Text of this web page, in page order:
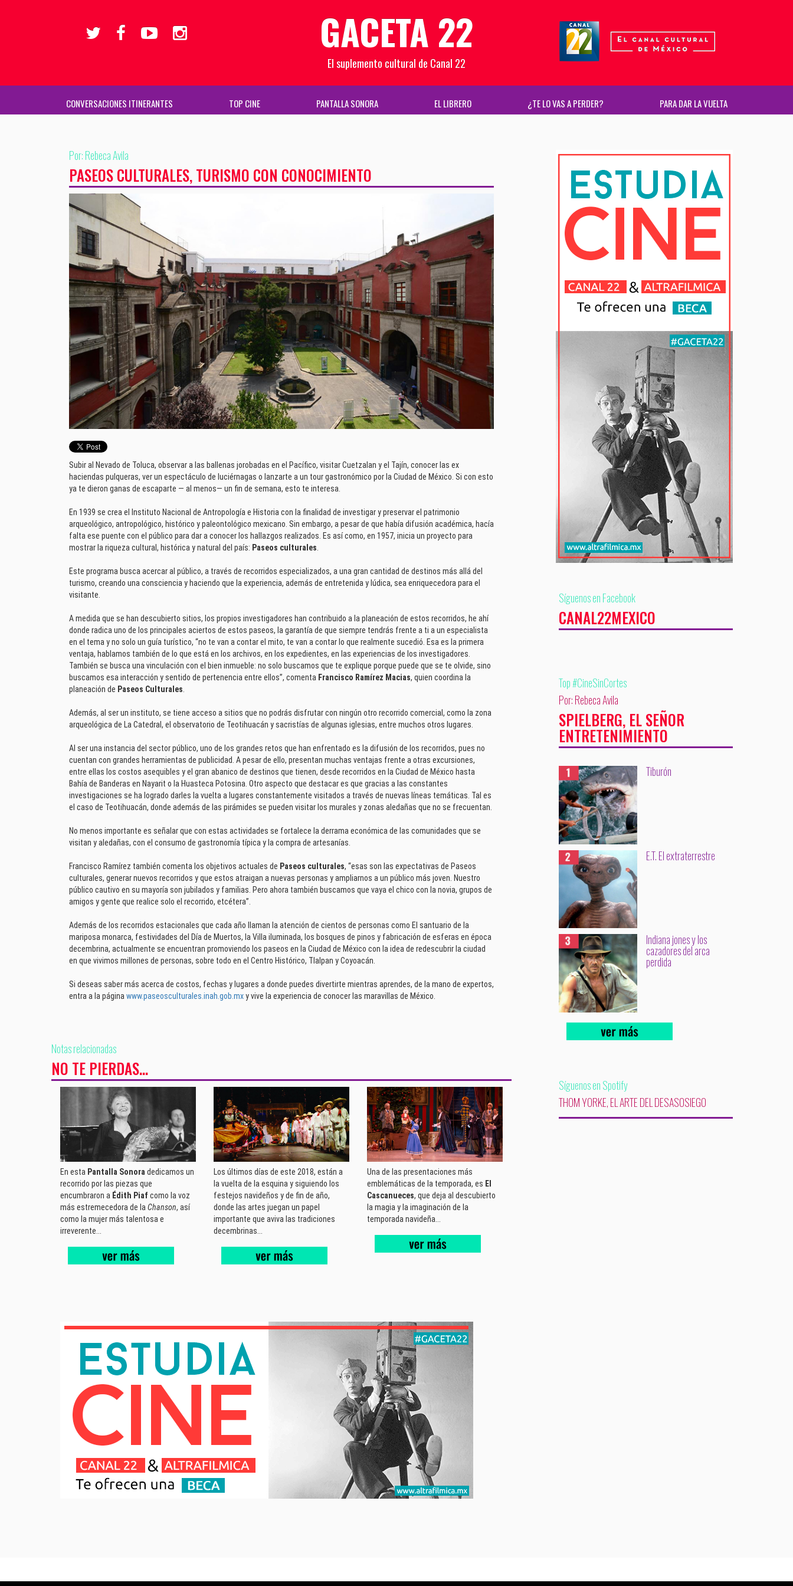
GACETA 22
El suplemento cultural de Canal 22
CONVERSACIONES ITINERANTES TOP CINE PANTALLA SONORA EL LIBRERO ¿TE LO VAS A PERDER? PARA DAR LA VUELTA
Por: Rebeca Avila
PASEOS CULTURALES, TURISMO CON CONOCIMIENTO
Subir al Nevado de Toluca, observar a las ballenas jorobadas en el Pacífico, visitar Cuetzalan y el Tajín, conocer las ex
haciendas pulqueras, ver un espectáculo de luciérnagas o lanzarte a un tour gastronómico por la Ciudad de México. Si con esto
ya te dieron ganas de escaparte — al menos— un fin de semana, esto te interesa.
En 1939 se crea el Instituto Nacional de Antropología e Historia con la finalidad de investigar y preservar el patrimonio
arqueológico, antropológico, histórico y paleontológico mexicano. Sin embargo, a pesar de que había difusión académica, hacía
falta ese puente con el público para dar a conocer los hallazgos realizados. Es así como, en 1957, inicia un proyecto para
mostrar la riqueza cultural, histórica y natural del país: Paseos culturales
Este programa busca acercar al público, a través de recorridos especializados, a una gran cantidad de destinos más allá del
turismo, creando una consciencia y haciendo que la experiencia, además de entretenida y lúdica, sea enriquecedora para el
visitante.
A medida que se han descubierto sitios, los propios investigadores han contribuido a la planeación de estos recorridos, he ahí
donde radica uno de los principales aciertos de estos paseos, la garantía de que siempre tendrás frente a ti a un especialista
en el tema y no solo un guía turístico, “no te van a contar el mito, te van a contar lo que realmente sucedió. Esa es la primera
ventaja, hablamos también de lo que está en los archivos, en los expedientes, en las experiencias de los investigadores.
También se busca una vinculación con el bien inmueble: no solo buscamos que te explique porque puede que se te olvide, sino
buscamos esa interacción y sentido de pertenencia entre ellos”, comenta Francisco Ramírez Macias, quien coordina la
planeación de Paseos Culturales
Además, al ser un instituto, se tiene acceso a sitios que no podrás disfrutar con ningún otro recorrido comercial, como la zona
arqueológica de La Catedral, el observatorio de Teotihuacán y sacristías de algunas iglesias, entre muchos otros lugares.
Al ser una instancia del sector público, uno de los grandes retos que han enfrentado es la difusión de los recorridos, pues no
cuentan con grandes herramientas de publicidad. A pesar de ello, presentan muchas ventajas frente a otras excursiones,
entre ellas los costos asequibles y el gran abanico de destinos que tienen, desde recorridos en la Ciudad de México hasta
Bahía de Banderas en Nayarit o la Huasteca Potosina. Otro aspecto que destacar es que gracias a las constantes
investigaciones se ha logrado darles la vuelta a lugares constantemente visitados a través de nuevas líneas temáticas. Tal es
el caso de Teotihuacán, donde además de las pirámides se pueden visitar los murales y zonas aledañas que no se frecuentan.
No menos importante es señalar que con estas actividades se fortalece la derrama económica de las comunidades que se
visitan y aledañas, con el consumo de gastronomía típica y la compra de artesanías.
Francisco Ramírez también comenta los objetivos actuales de Paseos culturales, “esas son las expectativas de Paseos
culturales, generar nuevos recorridos y que estos atraigan a nuevas personas y ampliarnos a un público más joven. Nuestro
público cautivo en su mayoría son jubilados y familias. Pero ahora también buscamos que vaya el chico con la novia, grupos de
amigos y gente que realice solo el recorrido, etcétera”.
Además de los recorridos estacionales que cada año llaman la atención de cientos de personas como El santuario de la
mariposa monarca, festividades del Día de Muertos, la Villa iluminada, los bosques de pinos y fabricación de esferas en época
decembrina, actualmente se encuentran promoviendo los paseos en la Ciudad de México con la idea de redescubrir la ciudad
en que vivimos millones de personas, sobre todo en el Centro Histórico, Tlalpan y Coyoacán.
Si deseas saber más acerca de costos, fechas y lugares a donde puedes divertirte mientras aprendes, de la mano de expertos,
entra a la página www.paseosculturales.inah.gob.mxy vive la experiencia de conocer las maravillas de México.
Notas relacionadas
NO TE PIERDAS...
En esta Pantalla Sonora dedicamos un
recorrido por las piezas que
encumbraron a Édith Piaf como la voz
más estremecedora de la Chanson, así
como la mujer más talentosa e
irreverente...
Los últimos días de este 2018, están a
la vuelta de la esquina y siguiendo los
festejos navideños y de fin de año,
donde las artes juegan un papel
importante que aviva las tradiciones
decembrinas...
Una de las presentaciones más
emblemáticas de la temporada, es El
Cascanueces, que deja al descubierto
la magia y la imaginación de la
temporada navideña...
Síguenos en Facebook
CANAL22MEXICO
Top #CineSinCortes
Por: Rebeca Avila
SPIELBERG, EL SEÑOR
ENTRETENIMIENTO
Tiburón
E.T. El extraterrestre
Indiana jones y los
cazadores del arca
perdida
Síguenos en Spotify
THOM YORKE, EL ARTE DEL DESASOSIEGO